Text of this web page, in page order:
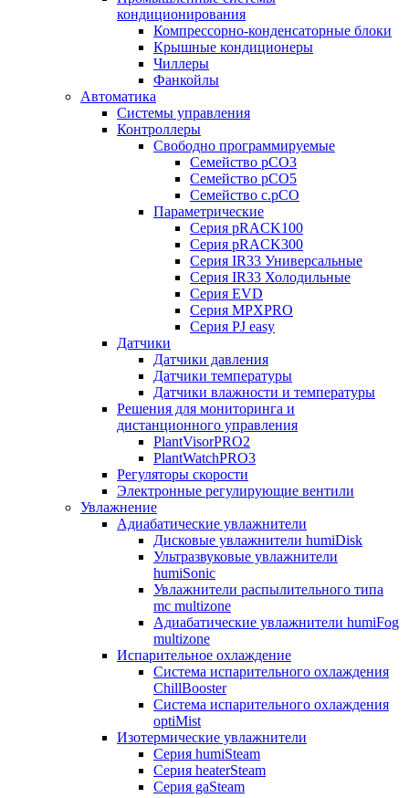
кондиционирования
Компрессорно-конденсаторные блоки
Крышные кондиционеры
Чиллеры
Фанкойлы
Автоматика
Системы управления
Контроллеры
Свободно программируемые
Семейство pCO3
Семейство pCO5
Семейство c.pCO
Параметрические
Серия pRACK100
Серия pRACK300
Серия IR33 Универсальные
Серия IR33 Холодильные
Серия EVD
Серия MPXPRO
Серия PJ easy
Датчики
Датчики давления
Датчики температуры
Датчики влажности и температуры
Решения для мониторинга и
дистанционного управления
PlantVisorPRO2
PlantWatchPRO3
Регуляторы скорости
Электронные регулирующие вентили
Увлажнение
Адиабатические увлажнители
Дисковые увлажнители humiDisk
Ультразвуковые увлажнители
humiSonic
Увлажнители распылительного типа
mc multizone
Адиабатические увлажнители humiFog
multizone
Испарительное охлаждение
Система испарительного охлаждения
ChillBooster
Система испарительного охлаждения
optiMist
Изотермические увлажнители
Серия humiSteam
Серия heaterSteam
Серия gaSteam